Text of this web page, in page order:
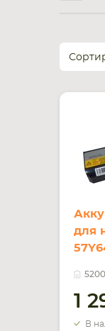
для
1
В